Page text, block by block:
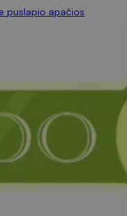
puslapio apačios